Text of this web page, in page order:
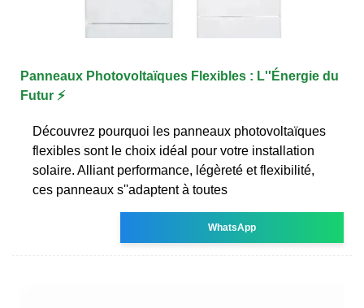
Panneaux Photovoltaïques Flexibles : L''Énergie du
Futur ⚡
Découvrez pourquoi les panneaux photovoltaïques
flexibles sont le choix idéal pour votre installation
solaire. Alliant performance, légèreté et flexibilité,
ces panneaux s''adaptent à toutes
WhatsApp